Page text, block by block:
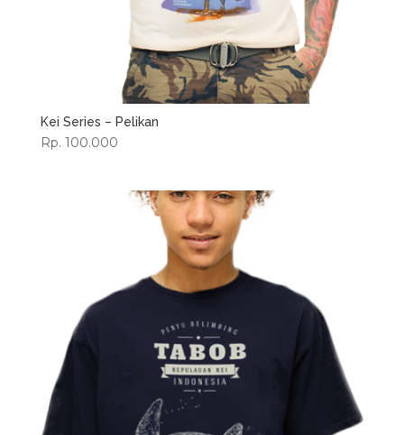
Kei Series – Pelikan
Rp. 100.000